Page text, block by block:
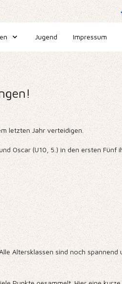
Jugend Impressum
letzten Jahr verteidigen.
Oscar (U10, 5.) in den ersten Fünf
Altersklassen sind noch spannend